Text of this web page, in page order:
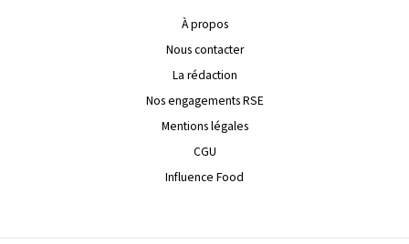
À propos
Nous contacter
La rédaction
Nos engagements RSE
Mentions légales
CGU
Influence Food